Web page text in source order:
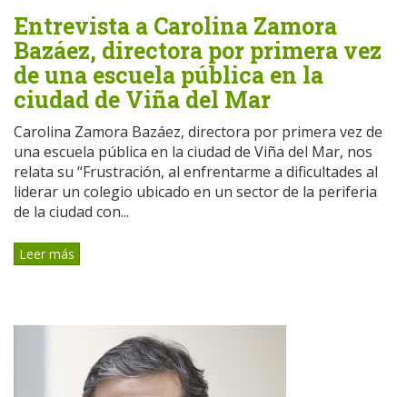
Entrevista a Carolina Zamora
Bazáez, directora por primera vez
de una escuela pública en la
ciudad de Viña del Mar
Carolina Zamora Bazáez, directora por primera vez de
una escuela pública en la ciudad de Viña del Mar, nos
relata su “Frustración, al enfrentarme a dificultades al
liderar un colegio ubicado en un sector de la periferia
de la ciudad con...
Leer más